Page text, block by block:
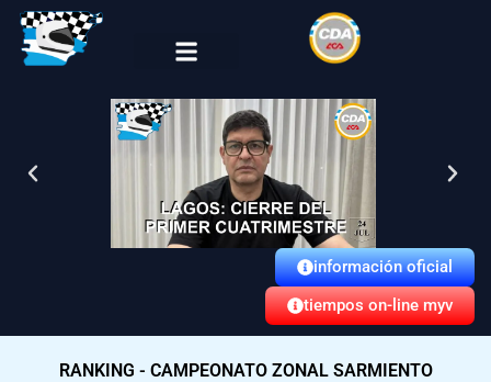
Skip
content
información oficial
tiempos on-line myv
RANKING - CAMPEONATO ZONAL SARMIENTO